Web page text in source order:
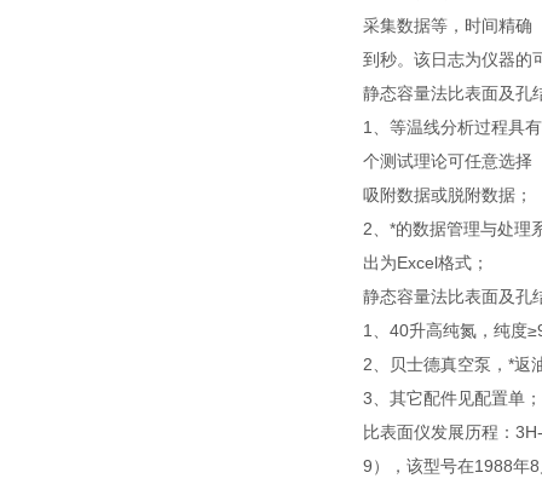
采集数据等，时间精确
到秒。该日志为仪器的
静态容量法比表面及孔
1、等温线分析过程具
个测试理论可任意选择
吸附数据或脱附数据；
2、*的数据管理与处理
出为Excel格式；
静态容量法比表面及孔
1、40升高纯氮，纯度
2、贝士德真空泵，*返
3、其它配件见配置单；
比表面仪发展历程：
9），该型号在1988年